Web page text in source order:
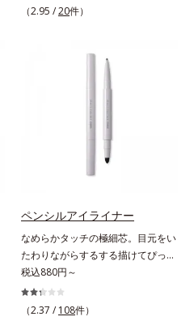
か悩むもの。とはいえ、素肌のまま
れしやすい、ニキビができやすい人
こそ、肌負担が少ない低刺激設計の
ファンデーションで守るのがベス
ト。「クリアフル エッセンス カバ
ー ファンデーション」は紫外線吸
収剤不使用のうえ、敏感肌対象パッ
チテスト済(*2)、ノンコメドジェニ
ックテスト済(*3)で、とことん肌の
に包まれた水分保持力の高い粉体や
肌をいたわる保湿成分をたっぷり配
合しました。肌にやさしいだけでな
く、毛穴や凸凹、赤みをカバーし
て、自然な陶器肌を叶えます。*1
乾燥など*2 すべての人に皮膚刺激
（2.95 /20件）
ペンシルアイライナー
なめらかタッチの極細芯。目元をい
たわりながらするする描けてぴった
り密着。するする描けてぴったり密
着。なめらかタッチの極細芯アイラ
イナーです。繊細な目のキワにも優
税込880円～
（2.37 / 108件）